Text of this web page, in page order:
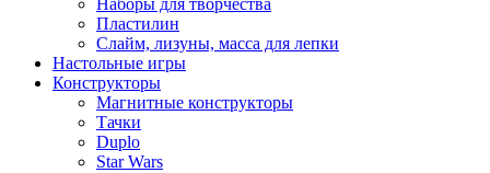
Пластилин
Слайм, лизуны, масса для лепки
Настольные игры
Конструкторы
Магнитные конструкторы
Тачки
Duplo
Star Wars